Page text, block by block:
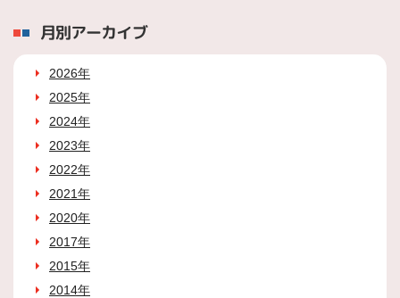
月別アーカイブ
2026年
2025年
2024年
2023年
2022年
2021年
2020年
2017年
2015年
2014年